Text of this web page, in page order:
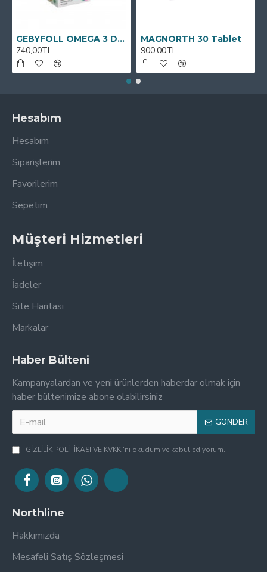
GEBYFOLL OMEGA 3 DHA
740,00TL
MAGNORTH 30 Tablet
900,00TL
Hesabım
Hesabım
Siparişlerim
Favorilerim
Sepetim
Müşteri Hizmetleri
İletişim
İadeler
Site Haritası
Markalar
Haber Bülteni
Kampanyalardan ve yeni ürünlerden haberdar olmak için
haber bültenimize abone olabilirsiniz
GÖNDER
GİZLİLİK POLİTİKASI VE KVKK 'ni okudum ve kabul ediyorum.
Northline
Hakkımızda
Mesafeli Satış Sözleşmesi